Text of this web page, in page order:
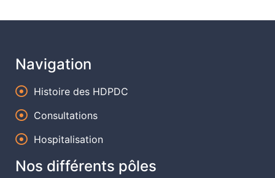
Navigation
Histoire des HDPDC
Consultations
Hospitalisation
Nos différents pôles